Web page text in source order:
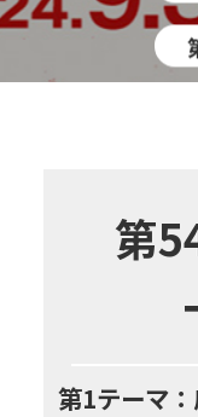
第
第1テーマ